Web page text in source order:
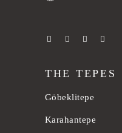
THE TEPES
Göbeklitepe
Karahantepe